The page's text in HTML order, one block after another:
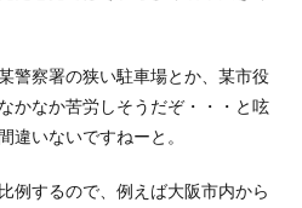
警察署の狭い駐車場とか、某市役
かなか苦労しそうだぞ・・・と呟
違いないですねーと。
例するので、例えば大阪市内から